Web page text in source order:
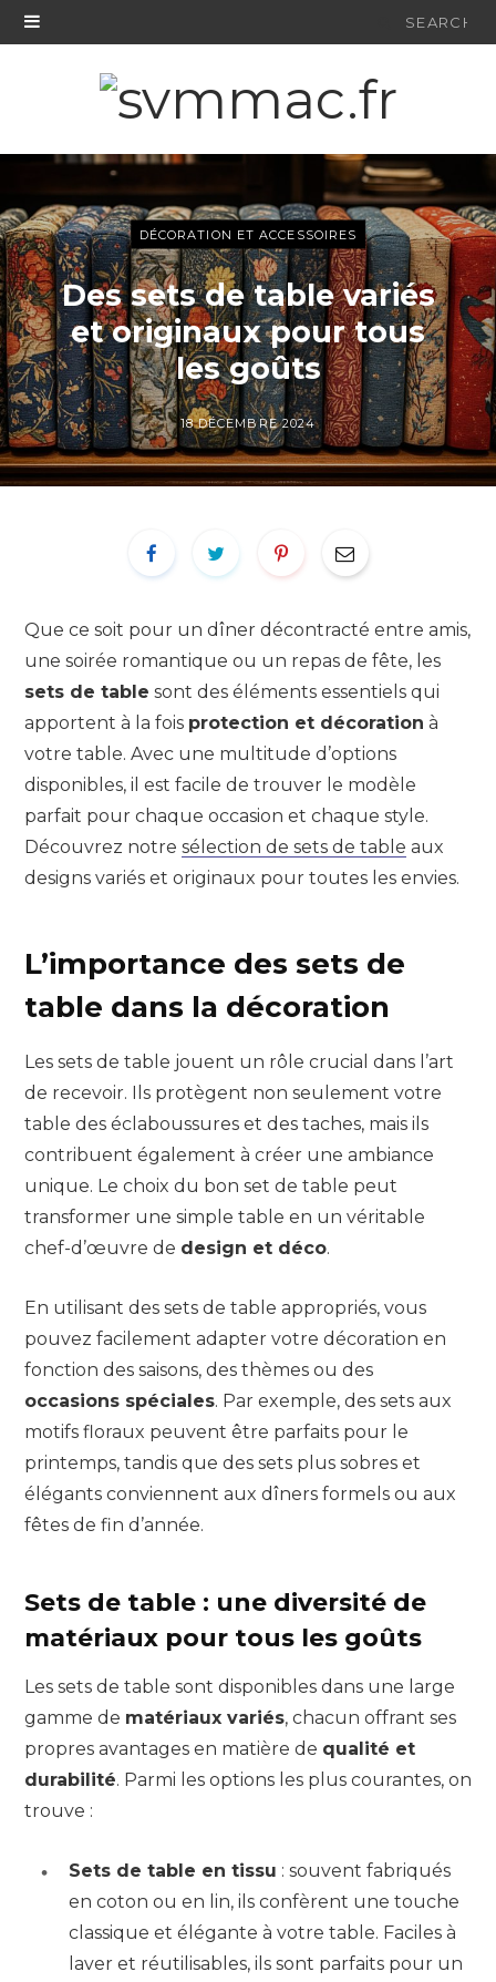
Search
DÉCORATION ET ACCESSOIRES
Des sets de table variés
et originaux pour tous
les goûts
18 DÉCEMBRE 2024
Que ce soit pour un dîner décontracté entre amis,
une soirée romantique ou un repas de fête, les
sets de table sont des éléments essentiels qui
apportent à la fois protection et décoration à
votre table. Avec une multitude d’options
disponibles, il est facile de trouver le modèle
parfait pour chaque occasion et chaque style.
Découvrez notre sélection de sets de table aux
designs variés et originaux pour toutes les envies.
L’importance des sets de
table dans la décoration
Les sets de table jouent un rôle crucial dans l’art
de recevoir. Ils protègent non seulement votre
table des éclaboussures et des taches, mais ils
contribuent également à créer une ambiance
unique. Le choix du bon set de table peut
transformer une simple table en un véritable
chef-d’œuvre de design et déco.
En utilisant des sets de table appropriés, vous
pouvez facilement adapter votre décoration en
fonction des saisons, des thèmes ou des
occasions spéciales. Par exemple, des sets aux
motifs floraux peuvent être parfaits pour le
printemps, tandis que des sets plus sobres et
élégants conviennent aux dîners formels ou aux
fêtes de fin d’année.
Sets de table : une diversité de
matériaux pour tous les goûts
Les sets de table sont disponibles dans une large
gamme de matériaux variés, chacun offrant ses
propres avantages en matière de qualité et
durabilité. Parmi les options les plus courantes, on
trouve :
Sets de table en tissu : souvent fabriqués
en coton ou en lin, ils confèrent une touche
classique et élégante à votre table. Faciles à
laver et réutilisables, ils sont parfaits pour un